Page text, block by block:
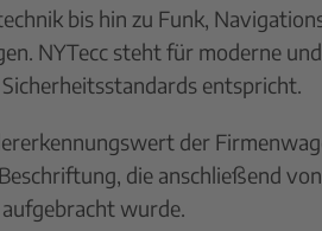
bis hin zu Funk,
NYTecc steht für moderne
entspricht.
der
die anschließend
wurde.